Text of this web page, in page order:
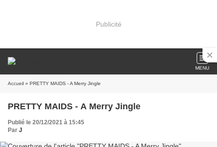
Publicité
MENU
Accueil » PRETTY MAIDS - A Merry Jingle
PRETTY MAIDS - A Merry Jingle
Publié le 20/12/2021 à 15:45
Par J